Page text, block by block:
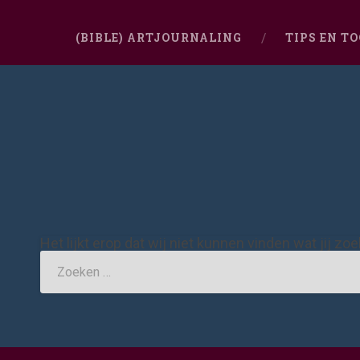
(BIBLE) ARTJOURNALING TIPS EN
Het lijkt erop dat wij niet kunnen vinden wat jij